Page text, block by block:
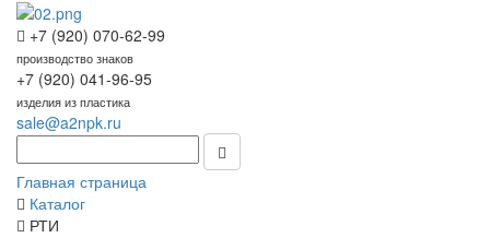
+7 (920) 070-62-99
производство знаков
+7 (920) 041-96-95
изделия из пластика
sale@a2npk.ru
Главная страница
Каталог
РТИ